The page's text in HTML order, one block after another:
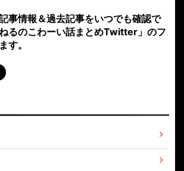
事情報＆過去記事をいつでも確認で
るのこわーい話まとめTwitter」のフ
す。